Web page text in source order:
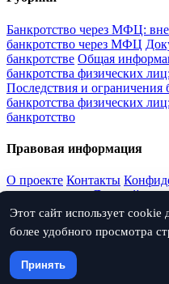
Банкротство через МФЦ:
банкротство через МФЦ
банкротстве Общая
банкротства физических
Последствия и ограничения
банкротства физических
банкротство
Правовая информация
О проекте Контакты
использования Дисклеймер
Соцсети
Поиск по архиву
Этот сайт использует cookie
более удобного просмотра
Принять